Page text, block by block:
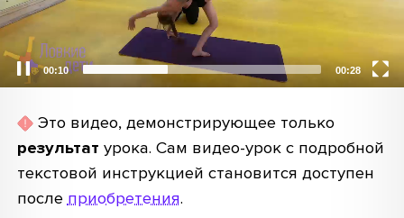
00:10 00:28
Это видео, демонстрирующее только
результат урока. Сам видео-урок с подробной
текстовой инструкцией становится доступен
после приобретения.